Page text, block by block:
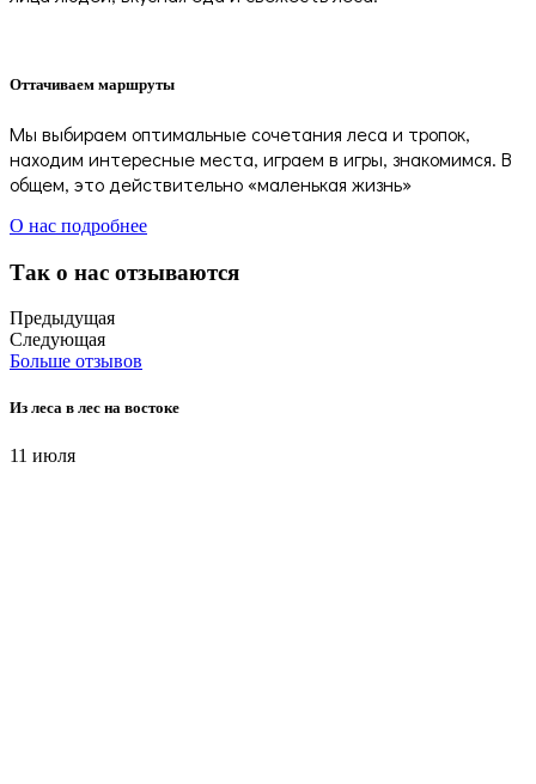
Оттачиваем маршруты
Мы выбираем оптимальные сочетания леса и тропок,
находим интересные места, играем в игры, знакомимся. В
общем, это действительно «маленькая жизнь»
О нас подробнее
Так о нас отзываются
Предыдущая
Следующая
Больше отзывов
Из леса в лес на востоке
11 июля